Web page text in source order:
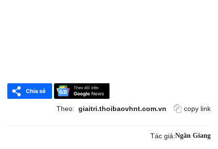
Theo: giaitri.thoibaovhnt.com.vn copy link
Tác giả:Ngân Giang